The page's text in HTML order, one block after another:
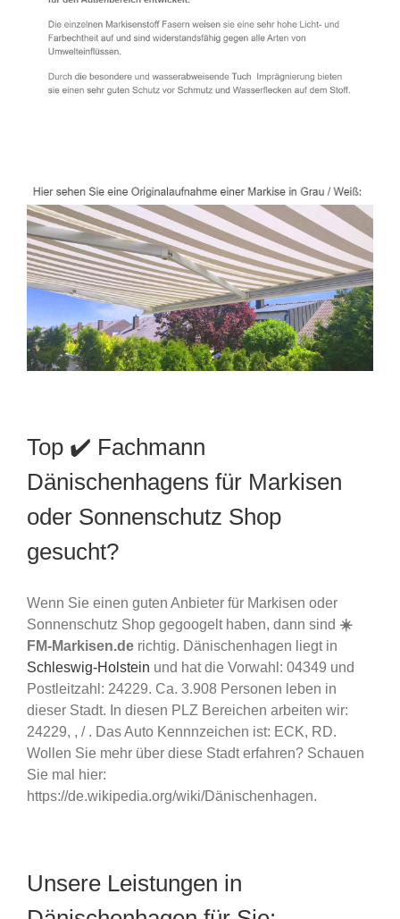
Top ✔️ Fachmann
Dänischenhagens für Markisen
oder Sonnenschutz Shop
gesucht?
Wenn Sie einen guten Anbieter für Markisen oder
Sonnenschutz Shop gegoogelt haben, dann sind ☀️
FM-Markisen.de richtig. Dänischenhagen liegt in
Schleswig-Holstein und hat die Vorwahl: 04349 und
Postleitzahl: 24229. Ca. 3.908 Personen leben in
dieser Stadt. In diesen PLZ Bereichen arbeiten wir:
24229, , / . Das Auto Kennnzeichen ist: ECK, RD.
Wollen Sie mehr über diese Stadt erfahren? Schauen
Sie mal hier:
https://de.wikipedia.org/wiki/Dänischenhagen.
Unsere Leistungen in